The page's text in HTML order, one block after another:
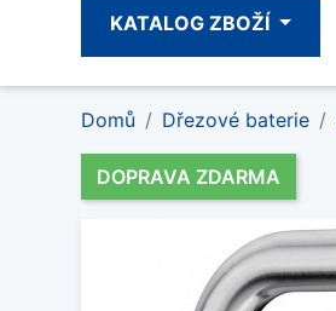
KATALOG ZBOŽÍ
Domů Dřezové baterie
DOPRAVA ZDARMA